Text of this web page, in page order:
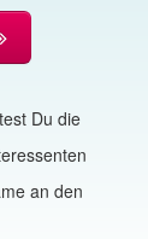
Du die
an den